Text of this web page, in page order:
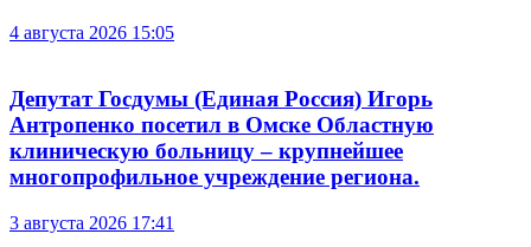
4 августа 2026 15:05
Депутат Госдумы (Единая Россия) Игорь
Антропенко посетил в Омске Областную
клиническую больницу – крупнейшее
многопрофильное учреждение региона.
3 августа 2026 17:41